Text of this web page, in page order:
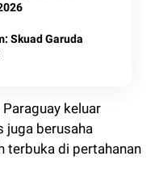
Skuad Garuda
keluar
juga berusaha
terbuka di pertahanan